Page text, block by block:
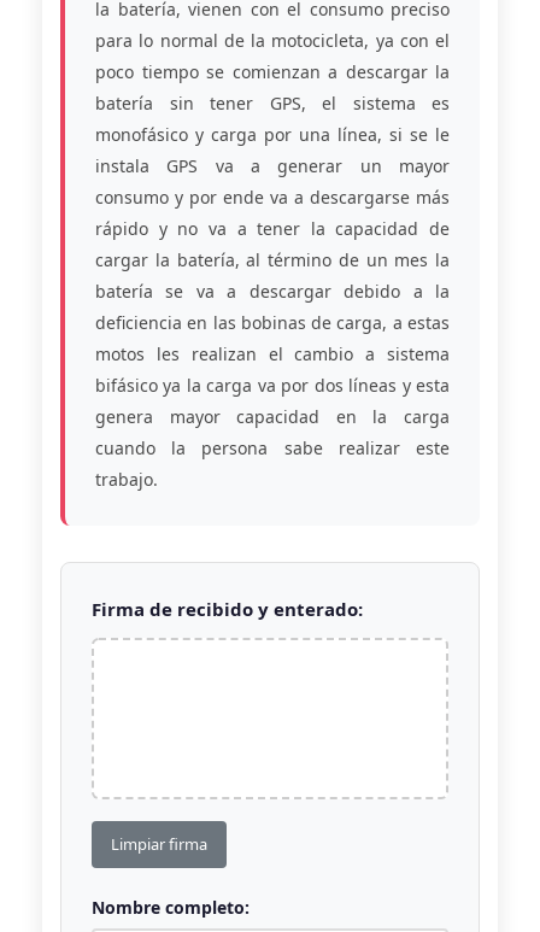
la batería, vienen con el consumo preciso
para lo normal de la motocicleta, ya con el
poco tiempo se comienzan a descargar la
batería sin tener GPS, el sistema es
monofásico y carga por una línea, si se le
instala GPS va a generar un mayor
consumo y por ende va a descargarse más
rápido y no va a tener la capacidad de
cargar la batería, al término de un mes la
batería se va a descargar debido a la
deficiencia en las bobinas de carga, a estas
motos les realizan el cambio a sistema
bifásico ya la carga va por dos líneas y esta
genera mayor capacidad en la carga
cuando la persona sabe realizar este
trabajo.
Firma de recibido y enterado:
Limpiar firma
Nombre completo: